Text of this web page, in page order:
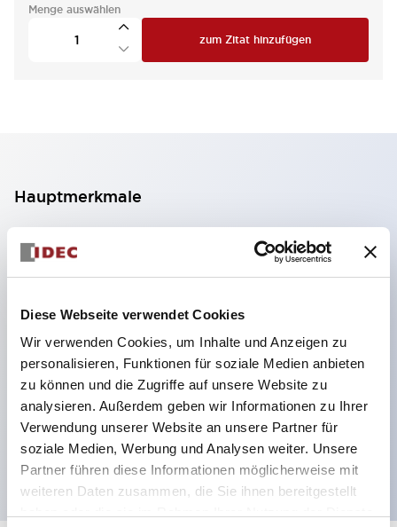
Diese Webseite verwendet Cookies
Wir verwenden Cookies, um Inhalte und Anzeigen zu
personalisieren, Funktionen für soziale Medien anbieten
zu können und die Zugriffe auf unsere Website zu
analysieren. Außerdem geben wir Informationen zu Ihrer
Verwendung unserer Website an unsere Partner für
soziale Medien, Werbung und Analysen weiter. Unsere
Partner führen diese Informationen möglicherweise mit
weiteren Daten zusammen, die Sie ihnen bereitgestellt
Menge auswählen
zum Zitat hinzufügen
Hauptmerkmale
2-Kontakt-Block mit 2 Stufen, ermöglicht eine 4-
Kontakt-Konfiguration (Gewährleistung der
Paneltiefe 39,9 mm (※ 11-stufiger Kontaktblock),
59,9 mm (※ 22-stufiger Kontaktblock).
Platzsparendes Design möglich.
Sicherheitsstruktur der 3. Generation: 2-Aktions-
Freisetzung, integrierter Schutz, IP20-
Fingerschutzstruktur